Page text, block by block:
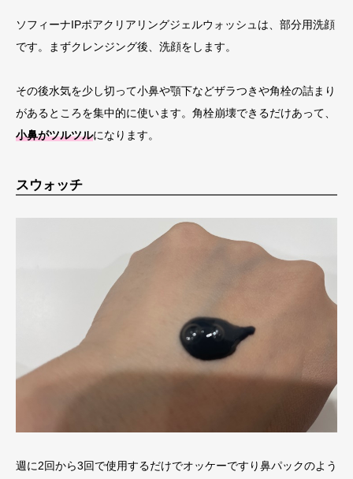
ソフィーナIPポアクリアリングジェルウォッシュは、部分用洗顔
です。まずクレンジング後、洗顔をします。
その後水気を少し切って小鼻や顎下などザラつきや角栓の詰まり
があるところを集中的に使います。角栓崩壊できるだけあって、
小鼻がツルツルになります。
スウォッチ
週に2回から3回で使用するだけでオッケーですり鼻パックのよう